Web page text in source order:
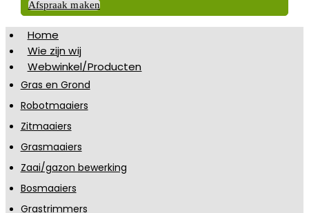
Afspraak maken
Home
Wie zijn wij
Webwinkel/Producten
Gras en Grond
Robotmaaiers
Zitmaaiers
Grasmaaiers
Zaai/gazon bewerking
Bosmaaiers
Grastrimmers